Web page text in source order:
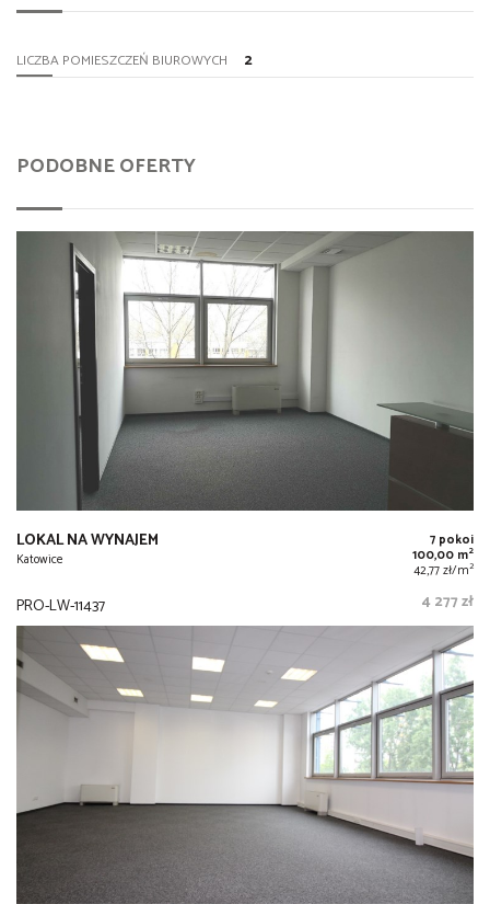
LICZBA POMIESZCZEŃ BIUROWYCH 2
PODOBNE OFERTY
LOKAL NA WYNAJEM
Katowice
7 pokoi
100,00 m2
42,77 zł/m2
PRO-LW-11437 4 277 zł